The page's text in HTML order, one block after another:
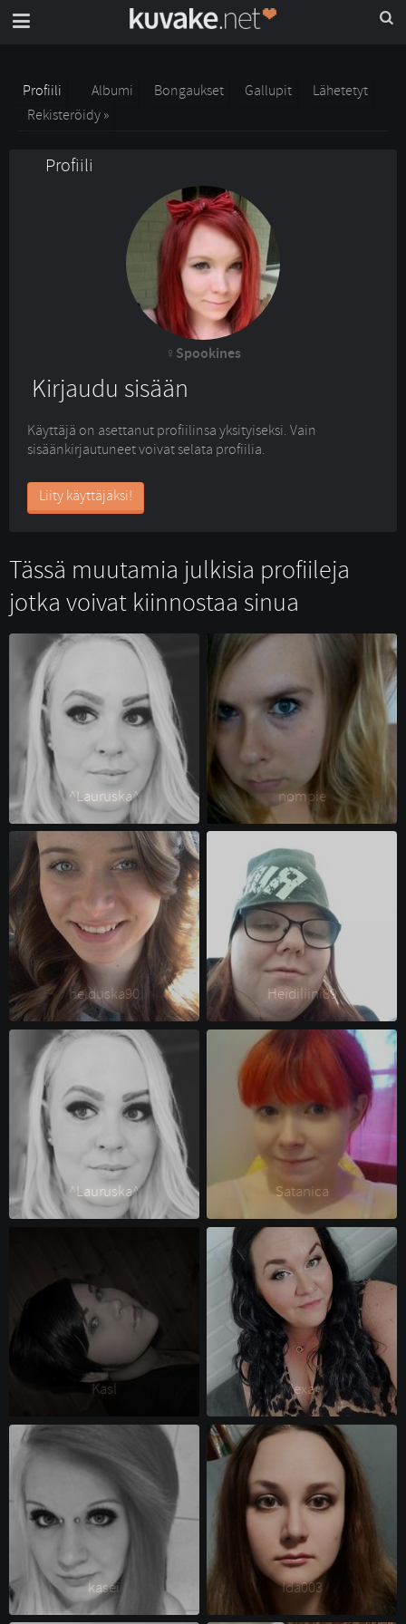
Profiili Albumi Bongaukset Gallupit
Lähetetyt
Rekisteröidy »
Profiili
Spookines
Kirjaudu sisään
Käyttäjä on asettanut profiilinsa yksityiseksi. Vain
sisäänkirjautuneet voivat selata profiilia.
Liity käyttäjäksi!
Tässä muutamia julkisia profiileja
jotka voivat kiinnostaa sinua
^Lauruska^ nompie
heiduska90 Heidiliini89
^Lauruska^ Satanica
Kasl Mexa^
kasei Ida003